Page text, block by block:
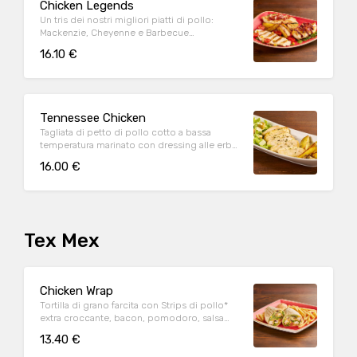
Chicken Legends
Un tris dei nostri migliori piatti di pollo:
Mackenzie, Cheyenne e Barbecue
16.10 €
Tennessee Chicken
Tagliata di petto di pollo cotto a bassa
temperatura marinato con dressing alle erbe,
patate al forno
16.00 €
Tex Mex
Chicken Wrap
Tortilla di grano farcita con Strips di pollo*
extra croccante, bacon, pomodoro, salsa
patate* Fries e salsa OWW
13.40 €